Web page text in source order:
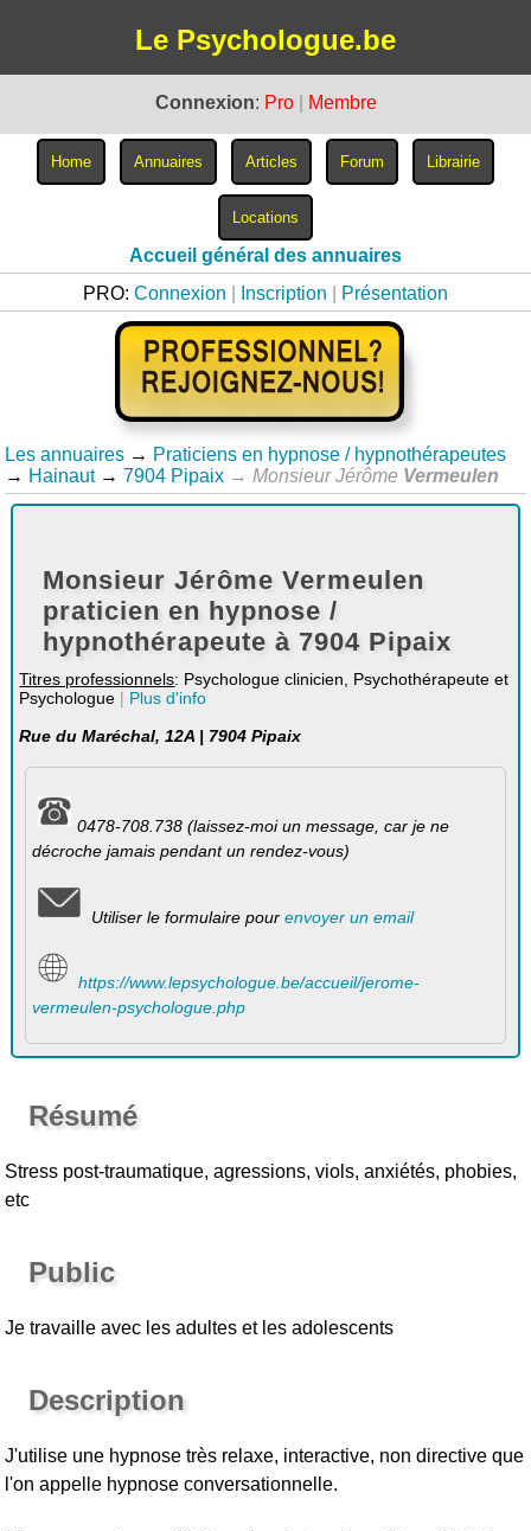
Le Psychologue.be
Connexion: Pro Membre
Accueil général des annuaires
PRO: Connexion Inscription Présentation
Les annuaires → Praticiens en hypnose / hypnothérapeutes
→ Hainaut → 7904 Pipaix → Monsieur Jérôme Vermeulen
Monsieur Jérôme Vermeulen
praticien en hypnose /
hypnothérapeute à 7904 Pipaix
Titres professionnels: Psychologue clinicien, Psychothérapeute et
Psychologue | Plus d'info
Rue du Maréchal, 12A | 7904 Pipaix
0478-708.738 (laissez-moi un message, car je ne
décroche jamais pendant un rendez-vous)
Utiliser le formulaire pour envoyer un email
https://www.lepsychologue.be/accueil/jerome-
vermeulen-psychologue.php
Résumé
Stress post-traumatique, agressions, viols, anxiétés, phobies,
etc
Public
Je travaille avec les adultes et les adolescents
Description
J'utilise une hypnose très relaxe, interactive, non directive que
l'on appelle hypnose conversationnelle.